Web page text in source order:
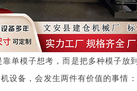
单模子想考，而是把多种模子放
机设备，会发生两件有价值的事情